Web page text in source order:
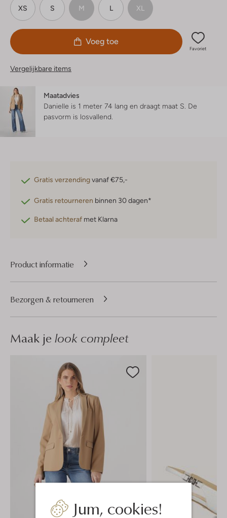
Jum, cookies!
XS S M L XL
Voeg toe
Favoriet
Vergelijkbare items
Maatadvies
Danielle is 1 meter 74 lang en draagt maat S. De
pasvorm is losvallend
Gratis verzendingvanaf €75,-
Gratis retourneren binnen 30 dagen*
Betaal achteraf met Klarna
Product informatie
Bezorgen & retourneren
Maak je look compleet